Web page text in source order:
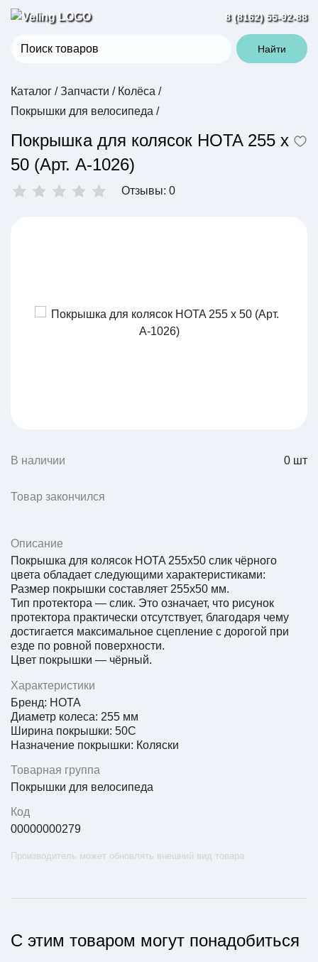
8 (8162) 55-92-88
Найти
Каталог / Запчасти / Колёса /
Покрышки для велосипеда /
Покрышка для колясок HOTA 255 х
50 (Арт. A-1026)
Отзывы: 0
В наличии 0 шт
Товар закончился
Описание
Покрышка для колясок HOTA 255х50 слик чёрного
цвета обладает следующими характеристиками:
Размер покрышки составляет 255х50 мм.
Тип протектора — слик. Это означает, что рисунок
протектора практически отсутствует, благодаря чему
достигается максимальное сцепление с дорогой при
езде по ровной поверхности.
Цвет покрышки — чёрный.
Характеристики
Бренд: HOTA
Диаметр колеса: 255 мм
Ширина покрышки: 50C
Назначение покрышки: Коляски
Товарная группа
Покрышки для велосипеда
Код
00000000279
Производитель может обновлять внешний вид товара
С этим товаром могут понадобиться